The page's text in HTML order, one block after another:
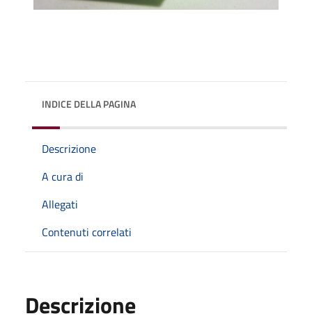
INDICE DELLA PAGINA
Descrizione
A cura di
Allegati
Contenuti correlati
Descrizione